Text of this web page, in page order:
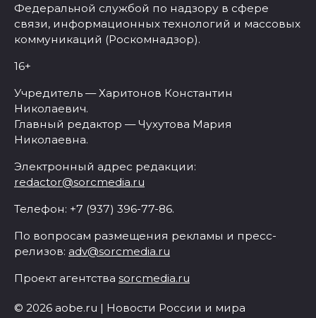
Федеральной службой по надзору в сфере
связи, информационных технологий и массовых
коммуникаций (Роскомнадзор).
16+
Учредитель — Харитонов Константин
Николаевич.
Главный редактор — Чухутова Мария
Николаевна.
Электронный адрес редакции:
redactor@sorcmedia.ru
Телефон: +7 (937) 396-77-86.
По вопросам размещения рекламы и пресс-
релизов: adv@sorcmedia.ru
Проект агентства sorcmedia.ru
© 2026 aobe.ru | Новости России и мира